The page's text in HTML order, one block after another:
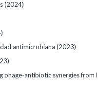
(2024)
antimicrobiana (2023)
phage-antibiotic synergies from